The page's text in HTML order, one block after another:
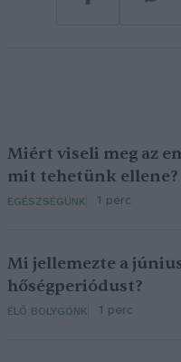
Miért viseli meg az
mit tehetünk ellene?
EGÉSZSÉGÜNK 1 perc
Mi jellemezte a
hőségperiódust?
ÉLŐ BOLYGÓNK 1 perc